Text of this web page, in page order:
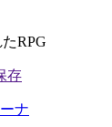
RPG